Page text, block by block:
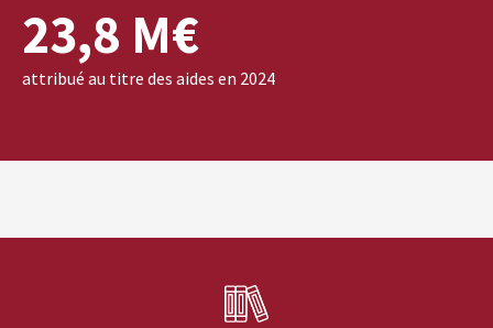
23,8 M€
attribué au titre des aides en 2024